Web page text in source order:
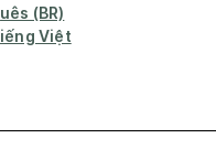
(BR)
Việt